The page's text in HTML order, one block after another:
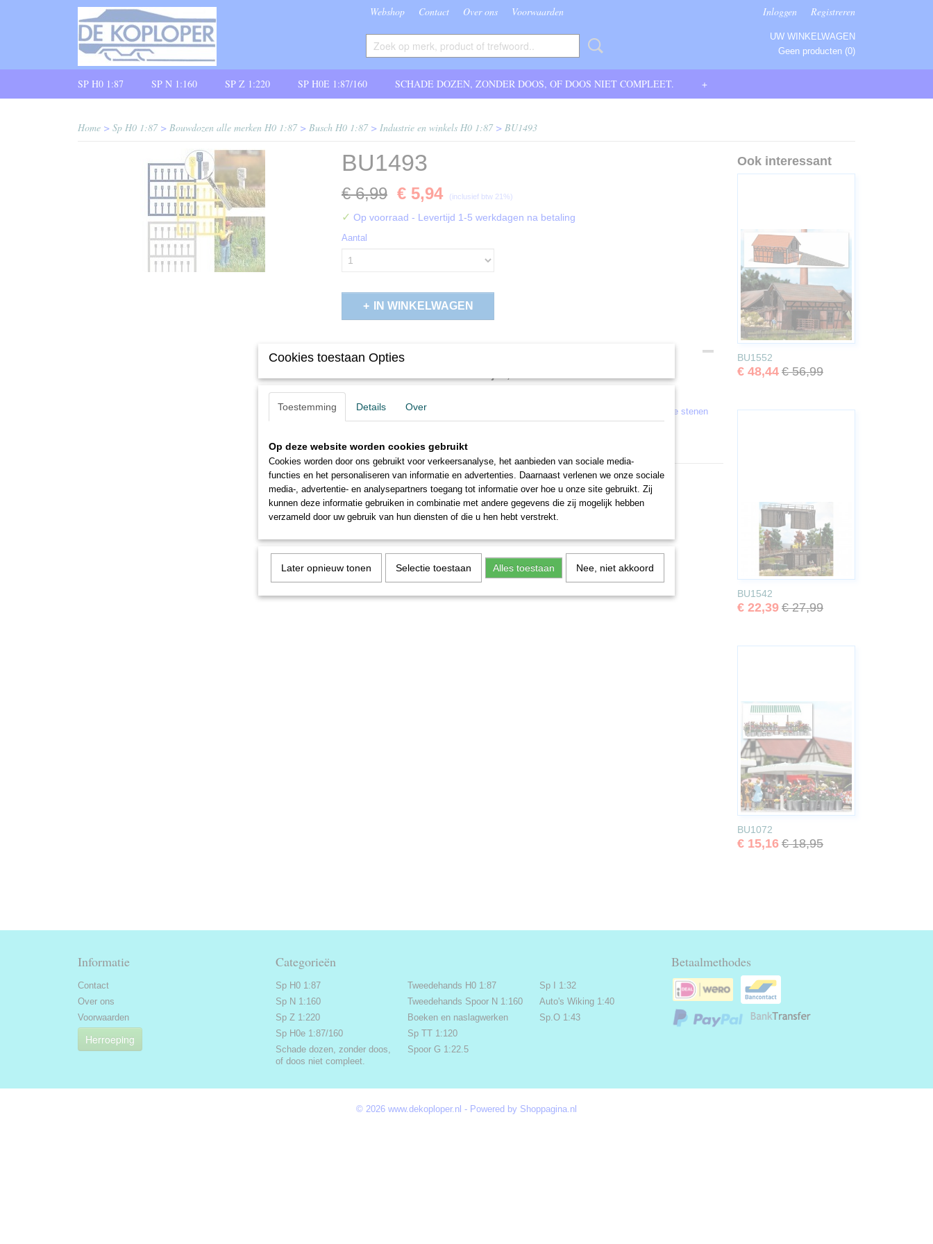
Webshop Contact Over ons Voorwaarden Inloggen Registreren
UW WINKELWAGEN
Geen producten (0)
SP H0 1:87 SP N 1:160 SP Z 1:220 SP H0E 1:87/160 SCHADE DOZEN, ZONDER DOOS, OF DOOS NIET COMPLEET. +
Home > Sp H0 1:87> Bouwdozen alle merken H0 1:87> Busch H0 1:87> Industrie en winkels H0 1:87> BU1493
BU1493
€ 6,99 € 5,94 (inclusief btw 21%)
✓ Op voorraad - Levertijd 1-5 werkdagen na betaling
Aantal
IN WINKELWAGEN
Omschrijving
De set bevat 18 blauwe stenen (waterleiding), 18 gele stenen (aardgas), en 18 grijze stenen
Totale inhoud: 54 stuks.
Ook interessant
BU1552
€ 48,44 € 56,99
BU1542
€ 22,39 € 27,99
BU1072
€ 15,16 € 18,95
Informatie
Contact
Over ons
Voorwaarden
Herroeping
Categorieën
Sp H0 1:87
Sp N 1:160
Sp Z 1:220
Sp H0e 1:87/160
Schade dozen, zonder doos,
of doos niet compleet.
Tweedehands H0 1:87
Tweedehands Spoor N 1:160
Boeken en naslagwerken
Sp TT 1:120
Spoor G 1:22.5
Sp I 1:32
Auto's Wiking 1:40
Sp.O 1:43
Betaalmethodes
© 2026 www.dekoploper.nl - Powered by Shoppagina.nl
Cookies toestaan Opties
Toestemming Details Over
Op deze website worden cookies gebruikt
Cookies worden door ons gebruikt voor verkeersanalyse, het aanbieden van sociale media-
functies en het personaliseren van informatie en advertenties. Daarnaast verlenen we onze sociale
media-, advertentie- en analysepartners toegang tot informatie over hoe u onze site gebruikt. Zij
kunnen deze informatie gebruiken in combinatie met andere gegevens die zij mogelijk hebben
verzameld door uw gebruik van hun diensten of die u hen hebt verstrekt.
Later opnieuw tonen Selectie toestaan Alles toestaan Nee, niet akkoord